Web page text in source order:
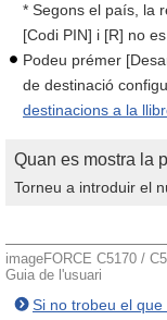
* Segons el país, la
[Codi PIN] i [R] no es
Podeu prémer
de destinació
destinacions a la
Quan es mostra la
Torneu a introduir el
imageFORCE C5170 /
Guia de l'usuari
Si no trobeu el